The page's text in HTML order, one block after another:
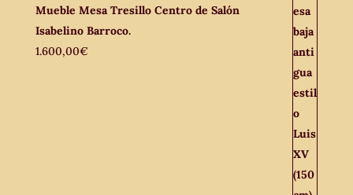
Mueble Mesa Tresillo Centro de Salón
Isabelino Barroco.
1.600,00€